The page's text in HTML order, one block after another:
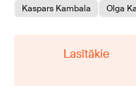
Kaspars Kambala Olga
Lasītākie